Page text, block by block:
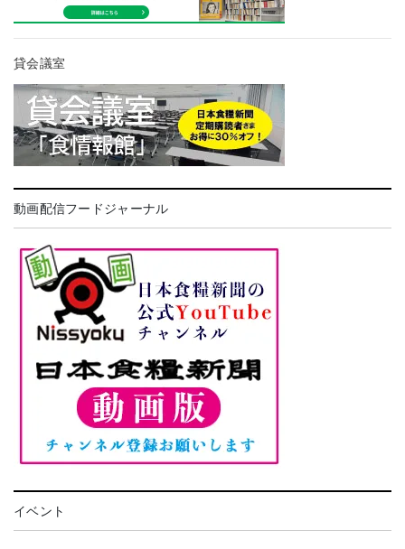
貸会議室
動画配信フードジャーナル
イベント